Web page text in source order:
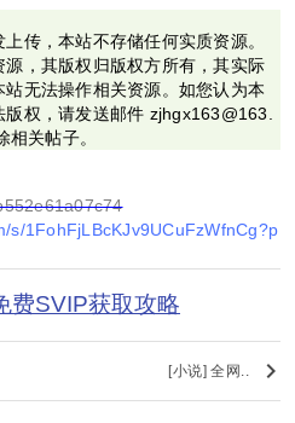
传，本站不存储任何实质资源。
，其版权归版权方所有，其实际
无法操作相关资源。如您认为本
权，请发送邮件 zjhgx163@163.
关帖子。
s/1FohFjLBcKJv9UCuFzWfnCg?p
费SVIP获取攻略
[小说] 全网.. keyboard_arrow_right